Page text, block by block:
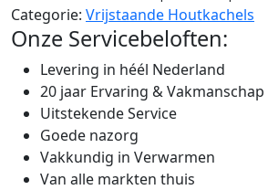
Categorie: Vrijstaande Houtkachels
Onze Servicebeloften:
Levering in héél Nederland
20 jaar Ervaring & Vakmanschap
Uitstekende Service
Goede nazorg
Vakkundig in Verwarmen
Van alle markten thuis